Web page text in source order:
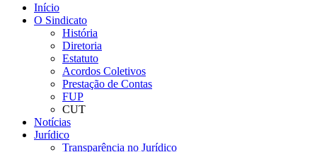
Início
O Sindicato
História
Diretoria
Estatuto
Acordos Coletivos
Prestação de Contas
FUP
CUT
Notícias
Jurídico
Transparência no Jurídico